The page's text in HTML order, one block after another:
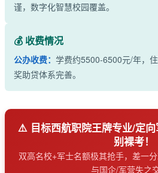
谨，数字化智慧校园覆盖。
💰 收费情况
公办收费： 学费约5500-6500元/年，
奖助贷体系完善。
⚠️ 目标西航职院王牌专业/定
别裸考！
双高名校+军士名额极其抢手，差一
与国企/军营失之